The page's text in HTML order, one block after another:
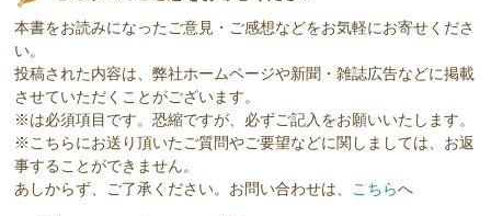
本書をお読みになったご意見・ご感想などをお気軽にお寄せくださ
い。
投稿された内容は、弊社ホームページや新聞・雑誌広告などに掲載
させていただくことがございます。
※は必須項目です。恐縮ですが、必ずご記入をお願いいたします。
※こちらにお送り頂いたご質問やご要望などに関しましては、お返
事することができません。
あしからず、ご了承ください。お問い合わせは、 こちらへ